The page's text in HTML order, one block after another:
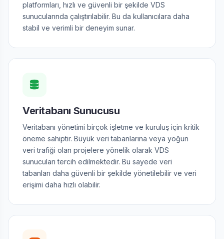
platformları, hızlı ve güvenli bir şekilde VDS
sunucularında çalıştırılabilir. Bu da kullanıcılara daha
stabil ve verimli bir deneyim sunar.
Veritabanı Sunucusu
Veritabanı yönetimi birçok işletme ve kuruluş için kritik
öneme sahiptir. Büyük veri tabanlarına veya yoğun
veri trafiği olan projelere yönelik olarak VDS
sunucuları tercih edilmektedir. Bu sayede veri
tabanları daha güvenli bir şekilde yönetilebilir ve veri
erişimi daha hızlı olabilir.